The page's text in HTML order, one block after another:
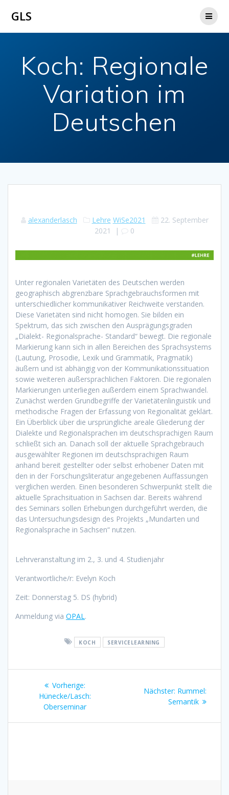
GLS
Koch: Regionale
Variation im
Deutschen
alexanderlasch Lehre WiSe2021
22. September
2021
| 0
Unter regionalen Varietäten des Deutschen werden
geographisch abgrenzbare Sprachgebrauchsformen mit
unterschiedlicher kommunikativer Reichweite verstanden.
Diese Varietäten sind nicht homogen. Sie bilden ein
Spektrum, das sich zwischen den Ausprägungsgraden
„Dialekt- Regionalsprache- Standard“ bewegt. Die regionale
Markierung kann sich in allen Bereichen des Sprachsystems
(Lautung, Prosodie, Lexik und Grammatik, Pragmatik)
äußern und ist abhängig von der Kommunikationssituation
sowie weiteren außersprachlichen Faktoren. Die regionalen
Markierungen unterliegen außerdem einem Sprachwandel.
Zunächst werden Grundbegriffe der Varietätenlinguistik und
methodische Fragen der Erfassung von Regionalität geklärt.
Ein Überblick über die ursprüngliche areale Gliederung der
Dialekte und Regionalsprachen im deutschsprachigen Raum
schließt sich an. Danach soll der aktuelle Sprachgebrauch
ausgewählter Regionen im deutschsprachigen Raum
anhand bereit gestellter oder selbst erhobener Daten mit
den in der Forschungsliteratur angegebenen Auffassungen
verglichen werden. Einen besonderen Schwerpunkt stellt die
aktuelle Sprachsituation in Sachsen dar. Bereits während
des Seminars sollen Erhebungen durchgeführt werden, die
das Untersuchungsdesign des Projekts „Mundarten und
Regionalsprache in Sachsen“ nutzen.
Lehrveranstaltung im 2., 3. und 4. Studienjahr
Verantwortliche/r: Evelyn Koch
Zeit: Donnerstag 5. DS (hybrid)
Anmeldung via OPAL.
KOCH SERVICELEARNING
Beitragsnavigation
Vorherige:
Beitrag:
Hünecke/Lasch:
Oberseminar
Nächster: Nächster
Beitrag:
Rummel:
Semantik